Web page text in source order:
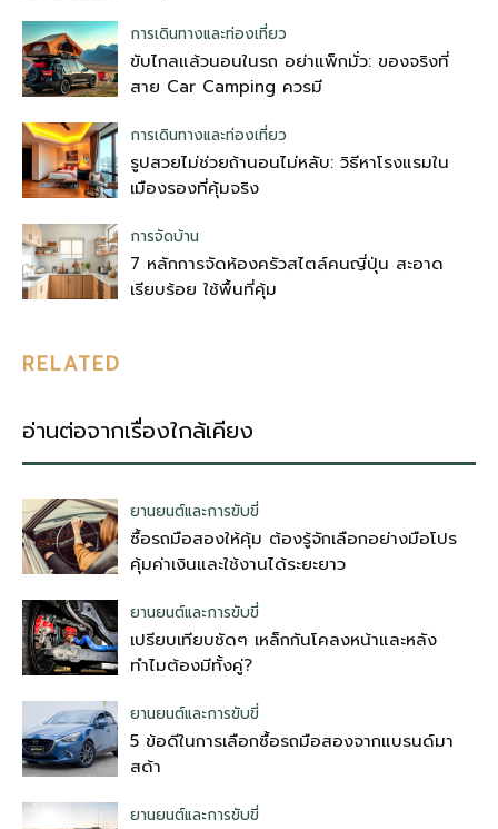
การเดินทางและท่องเที่ยว
ขับไกลแล้วนอนในรถ อย่าแพ็กมั่ว: ของจริงที่
สาย Car Camping ควรมี
การเดินทางและท่องเที่ยว
รูปสวยไม่ช่วยถ้านอนไม่หลับ: วิธีหาโรงแรมใน
เมืองรองที่คุ้มจริง
การจัดบ้าน
7 หลักการจัดห้องครัวสไตล์คนญี่ปุ่น สะอาด
เรียบร้อย ใช้พื้นที่คุ้ม
RELATED
อ่านต่อจากเรื่องใกล้เคียง
ยานยนต์และการขับขี่
ซื้อรถมือสองให้คุ้ม ต้องรู้จักเลือกอย่างมือโปร
คุ้มค่าเงินและใช้งานได้ระยะยาว
ยานยนต์และการขับขี่
เปรียบเทียบชัดๆ เหล็กกันโคลงหน้าและหลัง
ทำไมต้องมีทั้งคู่?
ยานยนต์และการขับขี่
5 ข้อดีในการเลือกซื้อรถมือสองจากแบรนด์มา
สด้า
ยานยนต์และการขับขี่